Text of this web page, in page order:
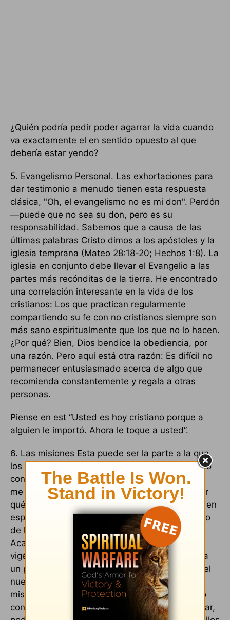
¿Quién podría pedir poder agarrar la vida cuando
va exactamente el en sentido opuesto al que
debería estar yendo?
5. Evangelismo Personal. Las exhortaciones para
dar testimonio a menudo tienen esta respuesta
clásica, "Oh, el evangelismo no es mi don". Perdón
—puede que no sea su don, pero es su
responsabilidad. Sabemos que a causa de las
últimas palabras Cristo dimos a los apóstoles y la
iglesia temprana (Mateo 28:18-20; Hechos 1:8). La
iglesia en conjunto debe llevar el Evangelio a las
partes más recónditas de la tierra. He encontrado
una correlación interesante en la vida de los
cristianos: Los que practican regularmente
compartiendo su fe con no cristianos siempre son
más sano espiritualmente que los que no lo hacen.
¿Por qué? Bien, Dios bendice la obediencia, por
una razón. Pero aquí está otra razón: Es difícil no
permanecer entusiasmado acerca de algo que
recomienda constantemente y regala a otras
personas.
Piense en est “Usted es hoy cristiano porque a
alguien le importó. Ahora le toque a usted”.
6. Las misiones Esta puede ser la parte a la que
los cristianos más le temen: "Señor, yo no puedo
con las serpientes y los bichos... ¡. Por favor no
me mandes a la selva como un misionero"! ¿Por
qué doblamos el trabajo con el viejo de 4 años en
esperanzas de obtener un paso para ir al campo
de la misión? Permítame poner el registro rect
Acaso no en el primer siglo de la iglesia o en el
vigésimo primero Dios manda a cada cristiano a
un país extranjero. Pero en el primer siglo y en el
nuestro, El nos llama a tomar parte en las
misiones del mundo. Eso significa ver al mundo
con los ojos de Dios (Mateo 9:36). Podemos orar,